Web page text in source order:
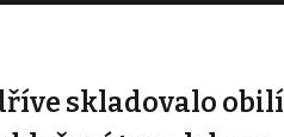
skladovalo obilí